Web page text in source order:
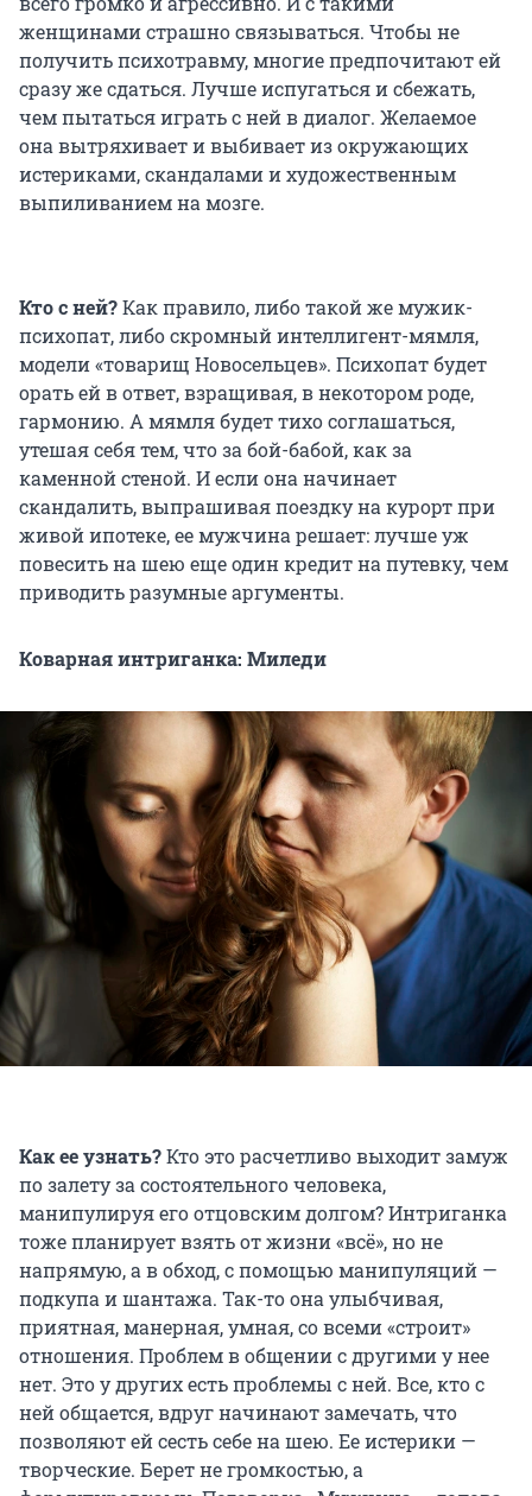
женщинами страшно связываться. Чтобы не
получить психотравму, многие предпочитают ей
сразу же сдаться. Лучше испугаться и сбежать,
чем пытаться играть с ней в диалог. Желаемое
она вытряхивает и выбивает из окружающих
истериками, скандалами и художественным
выпиливанием на мозге.
Кто с ней?Как правило, либо такой же мужик-
психопат, либо скромный интеллигент-мямля,
модели «товарищ Новосельцев». Психопат будет
орать ей в ответ, взращивая, в некотором роде,
гармонию. А мямля будет тихо соглашаться,
утешая себя тем, что за бой-бабой, как за
каменной стеной. И если она начинает
скандалить, выпрашивая поездку на курорт при
живой ипотеке, ее мужчина решает: лучше уж
повесить на шею еще один кредит на путевку, чем
приводить разумные аргументы.
Коварная интриганка: Миледи
Как ее узнать?Кто это расчетливо выходит замуж
по залету за состоятельного человека,
манипулируя его отцовским долгом? Интриганка
тоже планирует взять от жизни «всё», но не
напрямую, а в обход, с помощью манипуляций —
подкупа и шантажа. Так-то она улыбчивая,
приятная, манерная, умная, со всеми «строит»
отношения. Проблем в общении с другими у нее
нет. Это у других есть проблемы с ней. Все, кто с
ней общается, вдруг начинают замечать, что
позволяют ей сесть себе на шею. Ее истерики —
творческие. Берет не громкостью, а